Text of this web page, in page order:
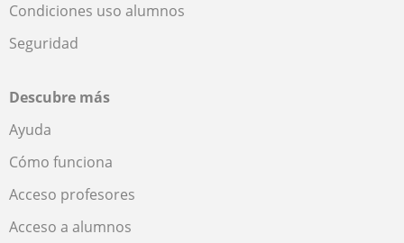
Condiciones uso alumnos
Seguridad
Descubre más
Ayuda
Cómo funciona
Acceso profesores
Acceso a alumnos